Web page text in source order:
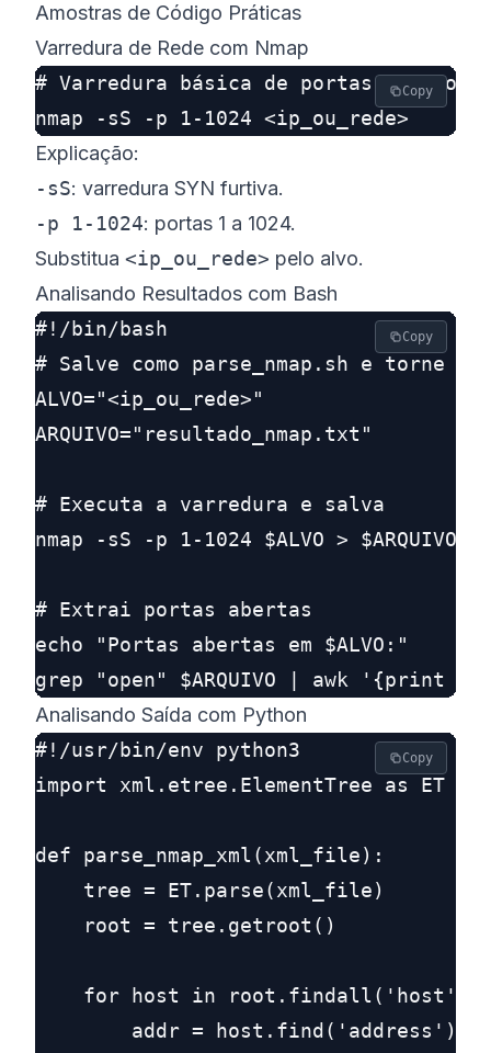
Amostras de Código Práticas
Varredura de Rede com Nmap
# Varredura básica de portas TCP Copy
Explicação:
-sS: varredura SYN furtiva.
-p 1-1024: portas 1 a 1024.
Substitua <ip_ou_rede> pelo alvo.
Analisando Resultados com Bash
#!/bin/bash
# Salve como parse_nmap.sh e torne
ALVO="<ip_ou_rede>"
ARQUIVO="resultado_nmap.txt"
# Executa a varredura e salva
nmap -sS -p 1-1024 $ALVO > $ARQUIVO
# Extrai portas abertas
echo "Portas abertas em $ALVO:"
Copy
Analisando Saída com Python
#!/usr/bin/env python3
import xml.etree.ElementTree as ET
def parse_nmap_xml(xml_file):
    tree = ET.parse(xml_file)
    root = tree.getroot()
    for host in root.findall('host'):
addr =
Copy